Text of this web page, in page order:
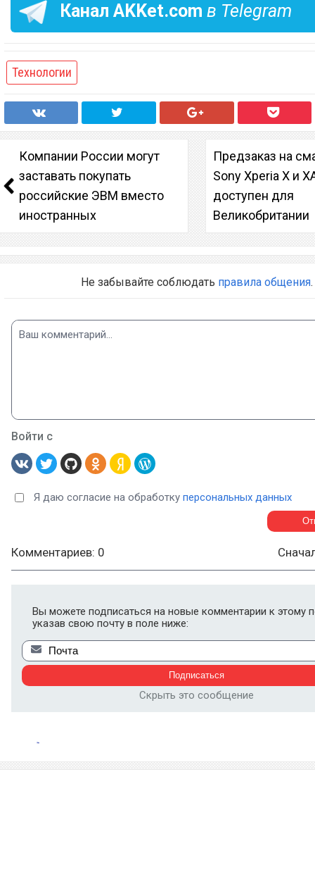
Канал AKKet.com в Telegram
Технологии
Компании России могут
заставать покупать
российские ЭВМ вместо
иностранных
Предзаказ на
Sony Xperia X и
доступен для
Великобритании
Не забывайте соблюдать правила общения.
Войти с
Я даю согласие на обработку персональных данных
Комментариев: 0
Вы можете подписаться на новые комментарии к этому
указав свою почту в поле ниже:
Скрыть это сообщение